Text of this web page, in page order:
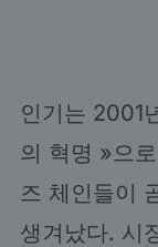
인기는 2001
의 혁명 »으
즈 체인들이
생겨났다. 시